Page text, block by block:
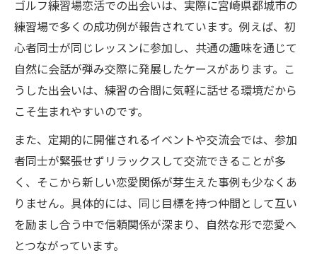
初めてでも安心なゴルフ練習場恋活の始め
方
ゴルフ練習場恋活が緊張せず参加できるポ
イント
自然な出会いをゴルフ練習場恋活で実現す
ゴルフ練習場恋活で気軽に交流できる仕組
みとは
共通の趣味が出会いのきっかけになる理由
ゴルフ練習場恋活が共通点を生む最大の要
素
ゴルフ練習場恋活での出会いは、実際に宮崎県都城市の
練習場で多くの成功例が報告されています。例えば、初
心者同士が同じレッスンに参加し、共通の趣味を通じて
自然に会話が弾み交際に発展したケースがあります。こ
うした出会いは、練習の合間に気軽に話せる環境だから
こそ生まれやすいのです。
また、定期的に開催されるイベントや交流会では、参加
者同士が緊張せずリラックスして交流できることが多
く、そこから新しい恋愛関係が芽生えた事例も少なくあ
りません。具体的には、同じ目標を持つ仲間として互い
を励まし合う中で信頼関係が深まり、自然な形で恋愛へ
とつながっています。